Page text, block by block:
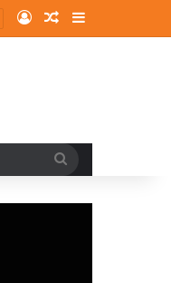
Log InRandom Article
Sidebar